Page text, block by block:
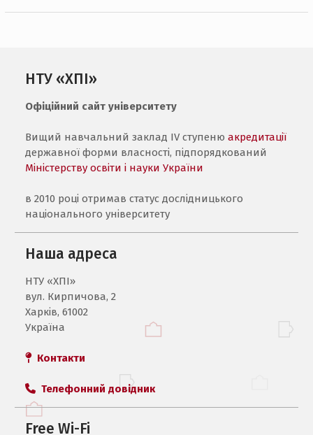
НТУ «ХПІ»
Офіційний сайт університету
Вищий навчальний заклад IV ступенюакредитації
державної форми власності, підпорядкований
Міністерству освіти і науки України
в 2010 році отримав статус дослідницького
національного університету
Наша адреса
НТУ «ХПI»
вул. Кирпичова, 2
Харків, 61002
Україна
Контакти
Телефонний довідник
Free Wi-Fi